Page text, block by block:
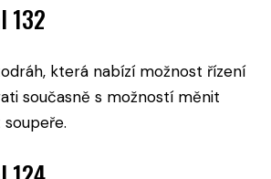
132
která nabízí možnost řízení
současně s možností měnit